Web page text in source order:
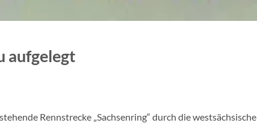
aufgelegt
Rennstrecke „Sachsenring“ durch die westsächsische